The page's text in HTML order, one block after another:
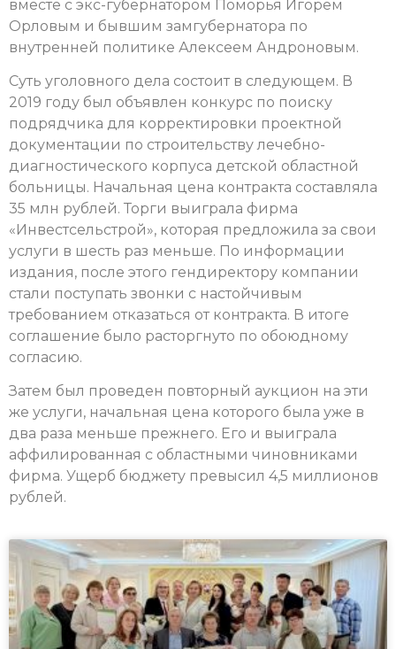
вместе с экс-губернатором Поморья Игорем
Орловым и бывшим замгубернатора по
внутренней политике Алексеем Андроновым.
Суть уголовного дела состоит в следующем. В
2019 году был объявлен конкурс по поиску
подрядчика для корректировки проектной
документации по строительству лечебно-
диагностического корпуса детской областной
больницы. Начальная цена контракта составляла
35 млн рублей. Торги выиграла фирма
«Инвестсельстрой», которая предложила за свои
услуги в шесть раз меньше. По информации
издания, после этого гендиректору компании
стали поступать звонки с настойчивым
требованием отказаться от контракта. В итоге
соглашение было расторгнуто по обоюдному
согласию.
Затем был проведен повторный аукцион на эти
же услуги, начальная цена которого была уже в
два раза меньше прежнего. Его и выиграла
аффилированная с областными чиновниками
фирма. Ущерб бюджету превысил 4,5 миллионов
рублей.